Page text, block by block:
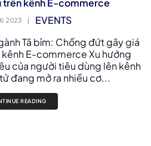
trên kênh E-commerce
2023 |
EVENTS
Tã bỉm: Chống đứt gãy giá
E-commerce Xu hướng
của người tiêu dùng lên kênh
đang mở ra nhiều cơ...
READING